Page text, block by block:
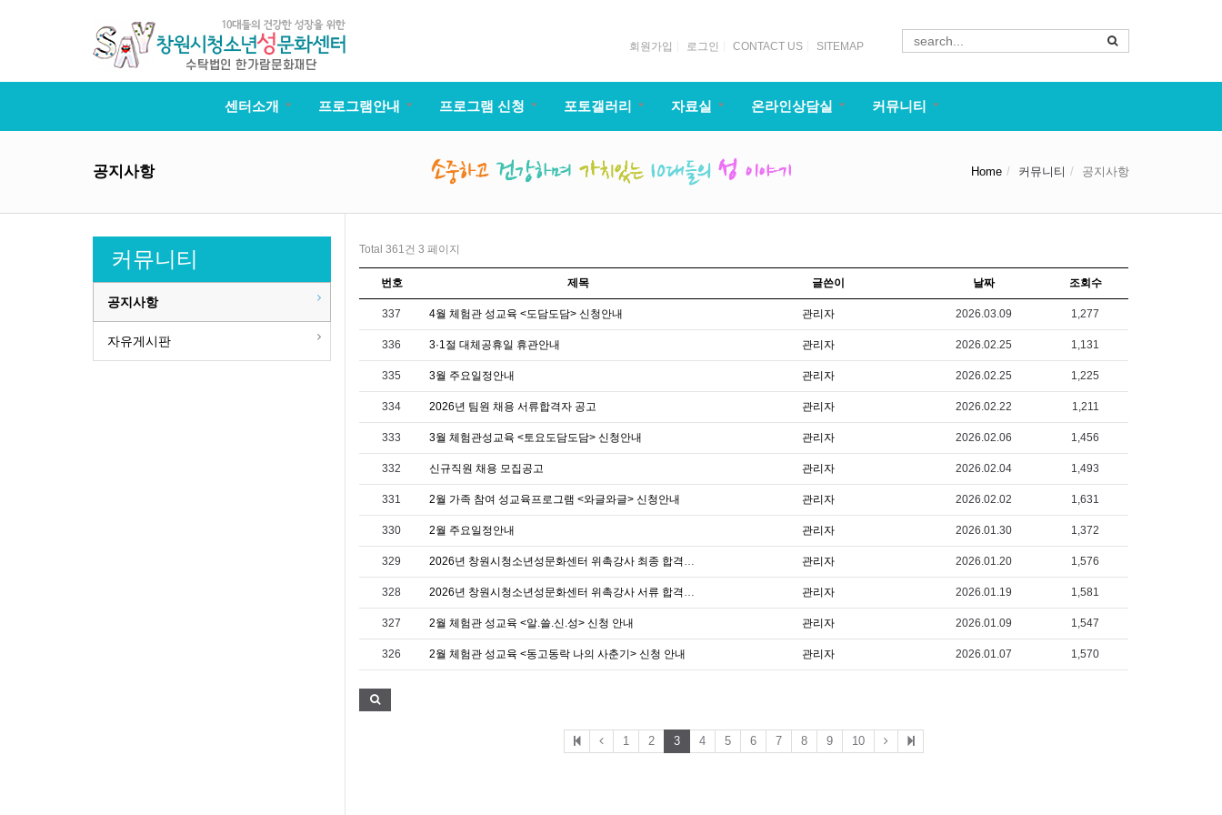
회원가입 로그인 CONTACT US SITEMAP
센터소개 프로그램안내 프로그램 신청 포토갤러리 자료실 온라인상담실 커뮤니티
공지사항 Home 커뮤니티 공지사항
커뮤니티
공지사항
자유게시판
Total 361건 3 페이지
번호 제목 글쓴이 날짜 조회수
337 4월 체험관 성교육 <도담도담> 신청안내 관리자 2026.03.09 1,277
336 3·1절 대체공휴일 휴관안내 관리자 2026.02.25 1,131
335 3월 주요일정안내 관리자 2026.02.25 1,225
334 2026년 팀원 채용 서류합격자 공고 관리자 2026.02.22 1,211
333 3월 체험관성교육 <토요도담도담> 신청안내 관리자 2026.02.06 1,456
332 신규직원 채용 모집공고 관리자 2026.02.04 1,493
331 2월 가족 참여 성교육프로그램 <와글와글> 신청안내 관리자 2026.02.02 1,631
330 2월 주요일정안내 관리자 2026.01.30 1,372
329 2026년 창원시청소년성문화센터 위촉강사 최종 합격자 발표 관리자 2026.01.20 1,576
328 2026년 창원시청소년성문화센터 위촉강사 서류 합격자 발표 관리자 2026.01.19 1,581
327 2월 체험관 성교육 <알.쓸.신.성> 신청 안내 관리자 2026.01.09 1,547
326 2월 체험관 성교육 <동고동락 나의 사춘기> 신청 안내 관리자 2026.01.07 1,570
1 2 3 4 5 6 7 8 9 10